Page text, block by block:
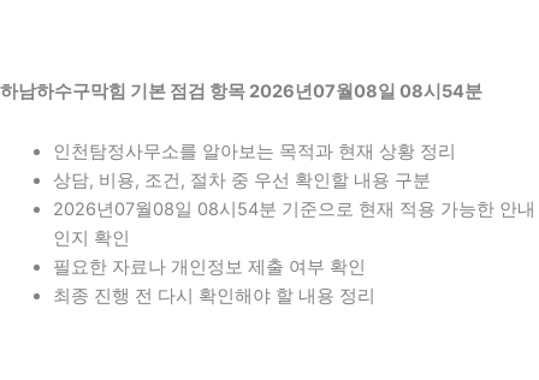
하남하수구막힘 기본 점검 항목 2026년07월08일 08시54분
인천탐정사무소를 알아보는 목적과 현재 상황 정리
상담, 비용, 조건, 절차 중 우선 확인할 내용 구분
2026년07월08일 08시54분 기준으로 현재 적용 가능한 안내
인지 확인
필요한 자료나 개인정보 제출 여부 확인
최종 진행 전 다시 확인해야 할 내용 정리